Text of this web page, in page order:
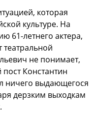
которая
культуре. На
61-летнего актера,
театральной
не понимает,
Константин
ничего выдающегося
дерзким выходкам